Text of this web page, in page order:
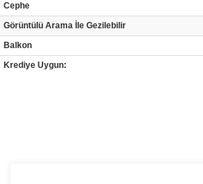
Cephe
Görüntülü Arama İle Gezilebilir
Balkon
Krediye Uygun: